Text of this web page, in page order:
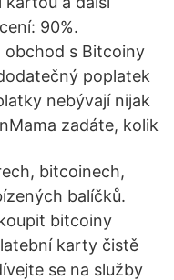
90%.
obchod s Bitcoiny
poplatek
nebývají nijak
zadáte, kolik
bitcoinech,
balíčků.
bitcoiny
karty čistě
se na služby